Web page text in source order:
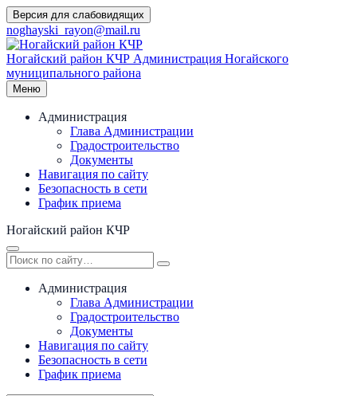
Перейти
к
содержимому
Версия для слабовидящих
noghayski_rayon@mail.ru
Ногайский район КЧР Администрация Ногайского
муниципального района
Меню
Администрация
Глава Администрации
Градостроительство
Документы
Навигация по сайту
Безопасность в сети
График приема
Ногайский район КЧР
Администрация
Глава Администрации
Градостроительство
Документы
Навигация по сайту
Безопасность в сети
График приема